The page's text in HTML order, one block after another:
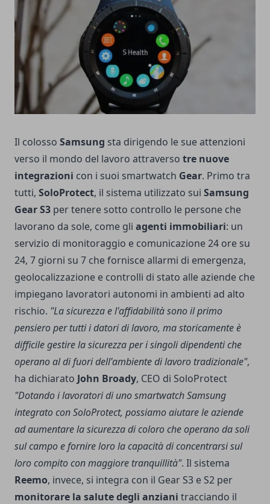
Il colosso Samsung sta dirigendo le sue attenzioni
verso il mondo del lavoro attraverso tre nuove
integrazioni con i suoi smartwatch Gear. Primo tra
tutti, SoloProtect, il sistema utilizzato sui Samsung
Gear S3 per tenere sotto controllo le persone che
lavorano da sole, come gli agenti immobiliari: un
servizio di monitoraggio e comunicazione 24 ore su
24, 7 giorni su 7 che fornisce allarmi di emergenza,
geolocalizzazione e controlli di stato alle aziende che
impiegano lavoratori autonomi in ambienti ad alto
rischio. "La sicurezza e l'affidabilità sono il primo
pensiero per tutti i datori di lavoro, ma storicamente è
difficile gestire la sicurezza per i singoli dipendenti che
operano al di fuori dell'ambiente di lavoro tradizionale",
ha dichiarato John Broady, CEO di SoloProtect
"Dotando i lavoratori di uno smartwatch Samsung
integrato con SoloProtect, possiamo aiutare le aziende
ad aumentare la sicurezza di coloro che operano da soli
sul campo e fornire loro la capacità di concentrarsi sul
loro compito con maggiore tranquillità". Il sistema
Reemo, invece, si integra con il Gear S3 e S2 per
monitorare la salute degli anziani tracciando il